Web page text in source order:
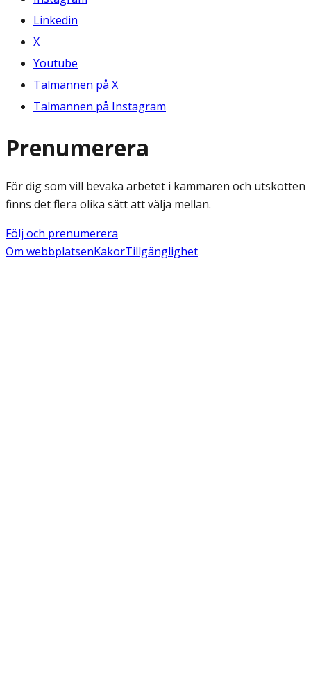
Linkedin
X
Youtube
Talmannen på X
Talmannen på Instagram
Prenumerera
För dig som vill bevaka arbetet i kammaren och utskotten
finns det flera olika sätt att välja mellan.
Följ och prenumerera
Om webbplatsenKakorTillgänglighet